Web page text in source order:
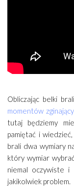
Obliczając belki
momentów
tutaj będziemy
pamiętać i
brali dwa wymiary
który wymiar
niemal oczywiste
jakikolwiek problem.